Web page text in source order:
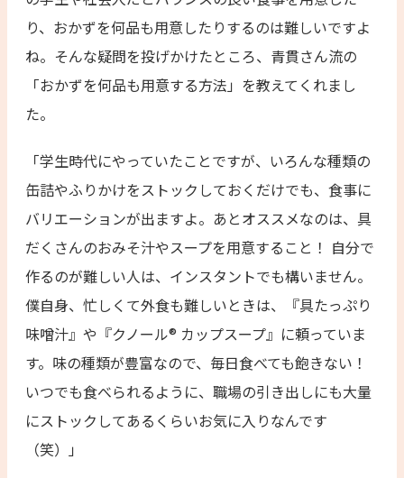
り、おかずを何品も用意したりするのは難しいですよ
ね。そんな疑問を投げかけたところ、青貫さん流の
「おかずを何品も用意する方法」を教えてくれまし
た。
「学生時代にやっていたことですが、いろんな種類の
缶詰やふりかけをストックしておくだけでも、食事に
バリエーションが出ますよ。あとオススメなのは、具
だくさんのおみそ汁やスープを用意すること！ 自分で
作るのが難しい人は、インスタントでも構いません。
僕自身、忙しくて外食も難しいときは、『具たっぷり
味噌汁』や『クノール® カップスープ』に頼っていま
す。味の種類が豊富なので、毎日食べても飽きない！
いつでも食べられるように、職場の引き出しにも大量
にストックしてあるくらいお気に入りなんです
（笑）」